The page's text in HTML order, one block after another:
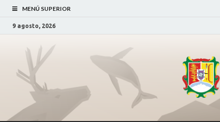
MENÚ SUPERIOR
9 agosto, 2026
Secretaría de
Desarrollo
Sustentable
SDS Nayarit
_